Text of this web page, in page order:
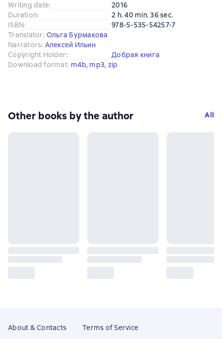
Writing date:
2016
Duration:
2 h. 40 min. 36 sec.
ISBN:
978-5-535-54257-7
Translator: Ольга Бурмакова
Narrators: Алексей Ильин
Copyright Holder::
Добрая книга
Download format: m4b, mp3, zip
Other books by the author All
About & Contacts Terms of Service